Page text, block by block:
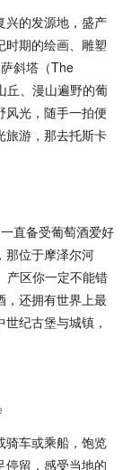
兴的发源地，盛产
时期的绘画、雕塑
斜塔（The
丘、漫山遍野的葡
风光，随手一拍便
旅游，那去托斯卡
直备受葡萄酒爱好
那位于摩泽尔河
产区你一定不能错
，还拥有世界上最
纪古堡与城镇，
骑车或乘船，饱览
停留，感受当地的